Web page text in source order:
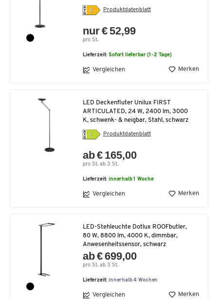
Produktdatenblatt
nur € 52,99
pro St.
Lieferzeit:Sofort lieferbar (1-2 Tage)
Vergleichen Merken
LED Deckenfluter Unilux FIRST
ARTICULATED, 24 W, 2400 lm, 3000
K, schwenk- & neigbar, Stahl, schwarz
Produktdatenblatt
ab € 165,00
pro St. ab 3 St.
Lieferzeit:innerhalb 1 Woche
Vergleichen Merken
LED-Stehleuchte Dotlux ROOFbutler,
80 W, 8800 lm, 4000 K, dimmbar,
Anwesenheitssensor, schwarz
ab € 699,00
pro St. ab 3 St.
Lieferzeit: innerhalb 4 Wochen
Vergleichen Merken